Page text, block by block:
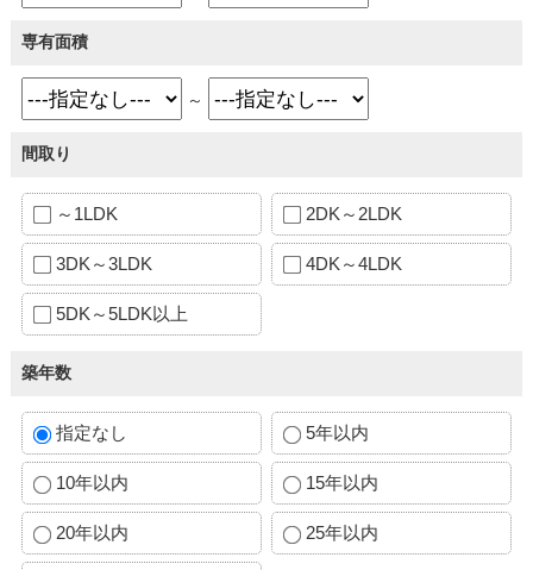
専有面積
～
間取り
～1LDK 2DK～2LDK
3DK～3LDK 4DK～4LDK
5DK～5LDK以上
築年数
指定なし 5年以内
10年以内 15年以内
20年以内 25年以内